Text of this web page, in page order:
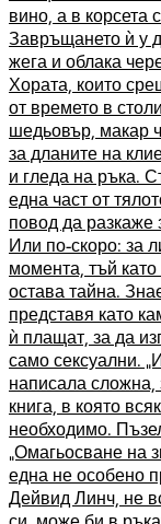
вино, а в корсета
Завръщането ѝ у
жега и облака
Хората, които
от времето в
шедьовър, макар
за дланите на
и гледа на ръка.
една част от
повод да разкаже
Или по-скоро: за
момента, тъй
остава тайна.
представя като
ѝ плащат, за да
само сексуални.
написала сложна,
книга, в която
необходимо.
„Омагьосване на
една не особено
Дейвид Линч, не